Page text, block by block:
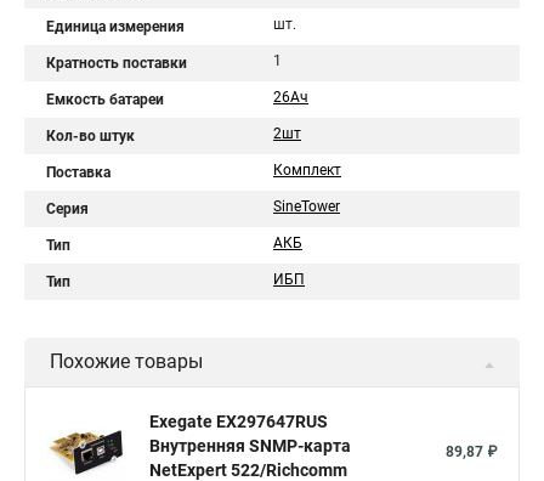
Единица измерения шт.
Кратность поставки 1
Емкость батареи 26Aч
Кол-во штук 2шт
Поставка Комплект
Серия SineTower
Тип АКБ
Тип ИБП
Похожие товары
Exegate EX297647RUS
Внутренняя SNMP-карта
NetExpert 522/Richcomm
89,87 ₽